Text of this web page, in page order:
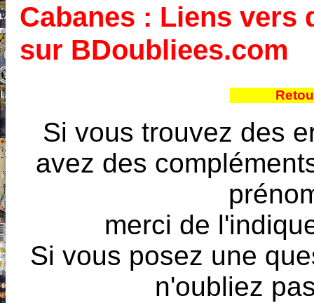
Cabanes : Liens
sur BDoubliees.com
Si vous trouvez des
avez des
merci de
Si vous posez une
n'oubliez